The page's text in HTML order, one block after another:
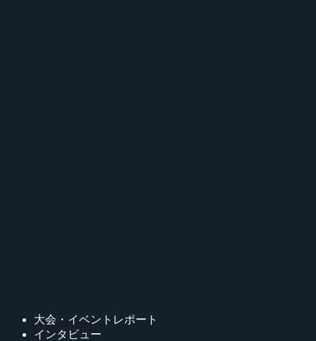
大会・イベントレポート
インタビュー